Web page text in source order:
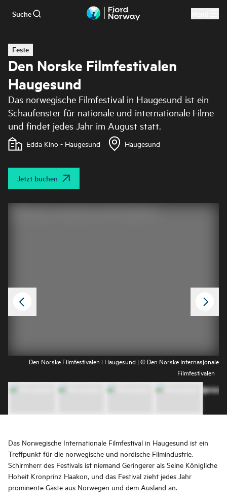
Zum Hauptinhalt
Suche
Feste
Den Norske Filmfestivalen
Haugesund
Das norwegische Filmfestival in Haugesund ist ein
Schaufenster für nationale und internationale Filme
und findet jedes Jahr im August statt.
Edda Kino - Haugesund Haugesund
Jetzt buchen
Den Norske Filmfestivalen i Haugesund | © Den Norske Internasjonale
Filmfestivalen
Das Norwegische Internationale Filmfestival in Haugesund ist ein
Treffpunkt für die norwegische und nordische Filmindustrie.
Schirmherr des Festivals ist niemand Geringerer als Seine Königliche
Hoheit Kronprinz Haakon, und das Festival zieht jedes Jahr
prominente Gäste aus Norwegen und dem Ausland an.